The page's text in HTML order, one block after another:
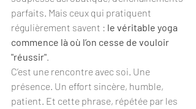
parfaits. Mais ceux qui pratiquent
régulièrement savent : le véritable yoga
commence là où l’on cesse de vouloir
"réussir".
C’est une rencontre avec soi. Une
présence. Un effort sincère, humble,
patient. Et cette phrase, répétée par les